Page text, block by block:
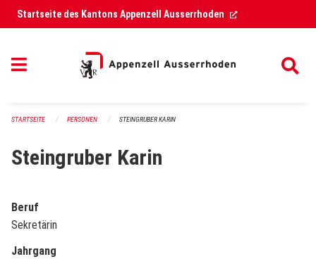
Navigation überspringen
Startseite des Kantons Appenzell Ausserrhoden (External Link)
STARTSEITE PERSONEN STEINGRUBER KARIN
Steingruber Karin
Beruf
Sekretärin
Jahrgang